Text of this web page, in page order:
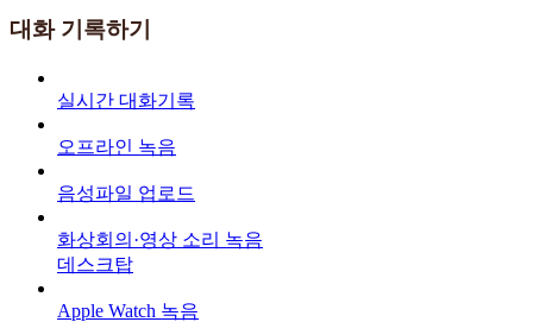
대화 기록하기
실시간 대화기록
오프라인 녹음
음성파일 업로드
화상회의·영상 소리 녹음
데스크탑
Apple Watch 녹음